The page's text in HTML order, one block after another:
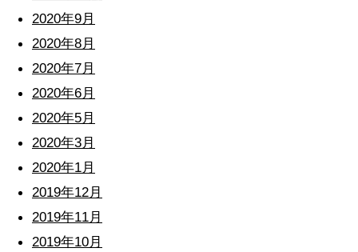
2020年9月
2020年8月
2020年7月
2020年6月
2020年5月
2020年3月
2020年1月
2019年12月
2019年11月
2019年10月